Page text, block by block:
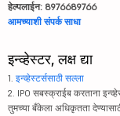
हेल्पलाईन: 8976689766
आमच्याशी संपर्क साधा
इन्व्हेस्टर, लक्ष द्या
1. इन्व्हेस्टर्ससाठी सल्ला
2. IPO सबस्क्राईब करताना
तुमच्या बँकेला अधिकृतता